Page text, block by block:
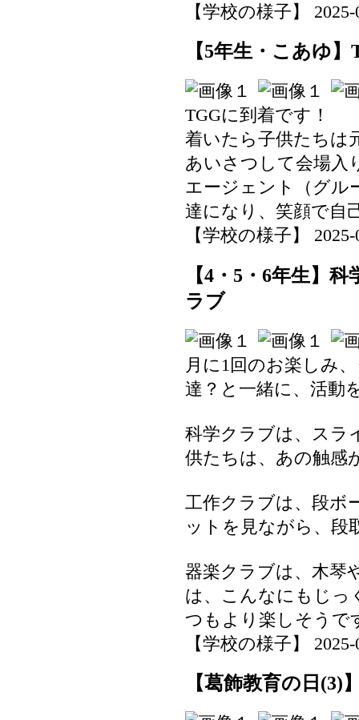
【学校の様子】
【5年生・こあゆ
TGGに到着です！
着いたら子供たちは
あいさつして会場入
エージェント（グル
達になり、笑顔で自
【学校の様子】
【4・5・6年生】
ラブ
月に1回のお楽しみ
達？と一緒に、活動
科学クラブは、スラ
供たちは、あの触感
工作クラブは、段ボ
ットを見ながら、段
器楽クラブは、木琴
は、こんなにもじっ
つもより楽しそうで
【学校の様子】
【葛飾教育の日(3)